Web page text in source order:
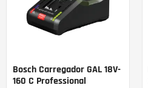
Bosch Carregador GAL 18V-
160 C Professional